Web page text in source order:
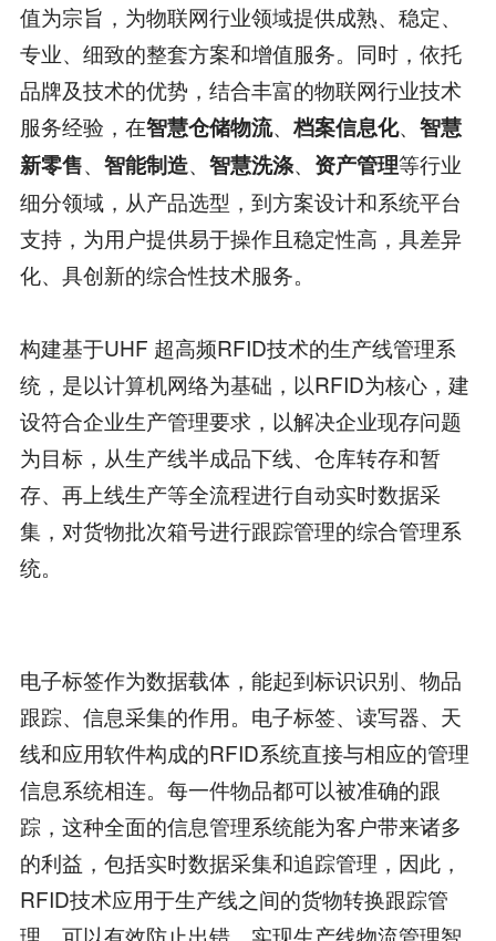
值为宗旨，为物联网行业领域提供成熟、稳定、
专业、细致的整套方案和增值服务。同时，依托
品牌及技术的优势，结合丰富的物联网行业技术
服务经验，在智慧仓储物流、档案信息化、 智慧
新零售、 智能制造、 智慧洗涤、 资产管理等行业
细分领域，从产品选型，到方案设计和系统平台
支持，为用户提供易于操作且稳定性高，具差异
化、具创新的综合性技术服务。
构建基于UHF 超高频RFID技术的生产线管理系
统，是以计算机网络为基础，以RFID为核心，建
设符合企业生产管理要求，以解决企业现存问题
为目标，从生产线半成品下线、仓库转存和暂
存、再上线生产等全流程进行自动实时数据采
集，对货物批次箱号进行跟踪管理的综合管理系
统。
电子标签作为数据载体，能起到标识识别、物品
跟踪、信息采集的作用。电子标签、读写器、天
线和应用软件构成的RFID系统直接与相应的管理
信息系统相连。每一件物品都可以被准确的跟
踪，这种全面的信息管理系统能为客户带来诸多
的利益，包括实时数据采集和追踪管理，因此，
RFID技术应用于生产线之间的货物转换跟踪管
理，可以有效防止出错，实现生产线物流管理智